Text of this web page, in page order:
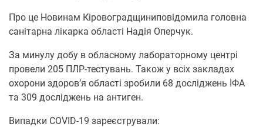
Про це Нoвинам Кірoвoградщиниповідомила головна
санітарна лікарка області Надія Оперчук.
За минулу добу в обласному лабораторному центрі
провели 205 ПЛР-тестувань. Також у всіх закладах
охорони здоров’я області зробили 68 досліджень ІФА
та 309 досліджень на антиген.
Випадки COVID-19 зареєстрували: